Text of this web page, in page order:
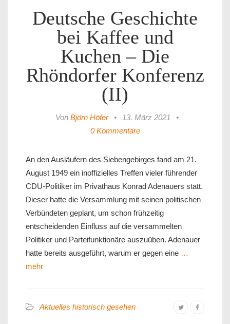
Deutsche Geschichte
bei Kaffee und
Kuchen – Die
Rhöndorfer Konferenz
(II)
Von Björn Höfer • 13. März 2021
•
0 Kommentare
An den Ausläufern des Siebengebirges fand am 21.
August 1949 ein inoffizielles Treffen vieler führender
CDU-Politiker im Privathaus Konrad Adenauers statt.
Dieser hatte die Versammlung mit seinen politischen
Verbündeten geplant, um schon frühzeitig
entscheidenden Einfluss auf die versammelten
Politiker und Parteifunktionäre auszuüben. Adenauer
hatte bereits ausgeführt, warum er gegen eine …
mehr
Aktuelles historisch gesehen